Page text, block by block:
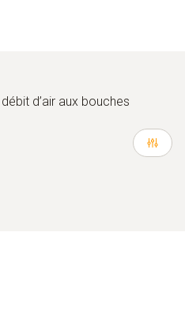
d’air aux bouches